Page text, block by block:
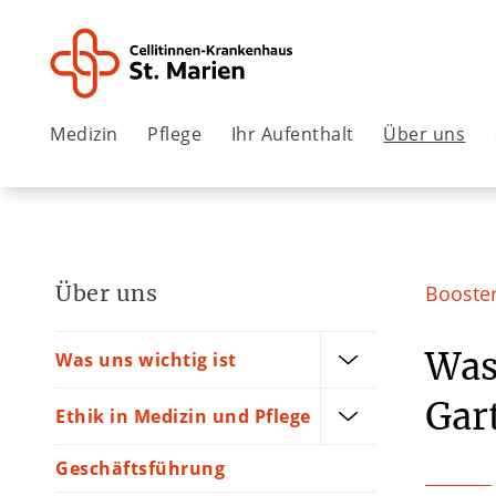
Medizin Pflege Ihr Aufenthalt Über uns
Über uns
Was uns wichtig ist
Ethik in Medizin und Pflege
Geschäftsführung